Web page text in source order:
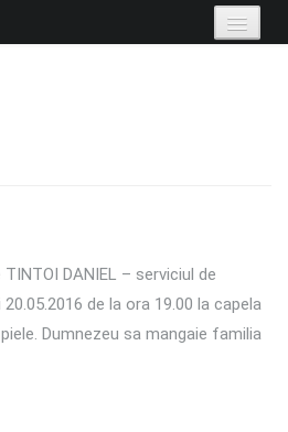
de oameni in
Resurse
Resursele bisericii
DANIEL – serviciul de
de la ora 19.00 la capela
Dumnezeu sa mangaie familia